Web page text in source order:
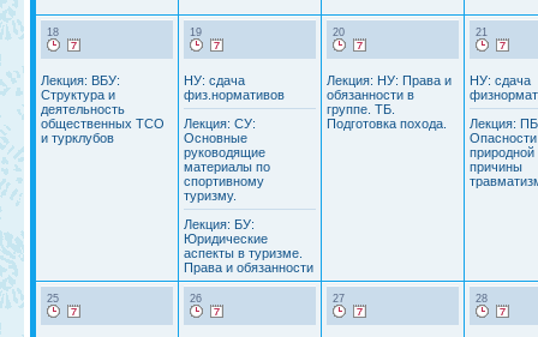
18
Лекция: ВБУ:
Структура и
деятельность
общественных ТСО
и турклубов
19
НУ: сдача
физ.нормативов
Лекция: СУ:
Основные
руководящие
материалы по
спортивному
туризму.
Лекция: БУ:
Юридические
аспекты в туризме.
Права и обязанности
20
Лекция: НУ: Права и
обязанности в
группе. ТБ.
Подготовка похода.
21
НУ: сдача
Лекция:
природной
причины
25 26 27 28